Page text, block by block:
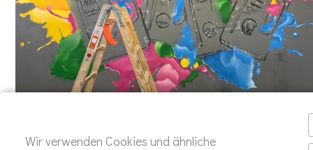
Wir verwenden Cookies und ähnliche